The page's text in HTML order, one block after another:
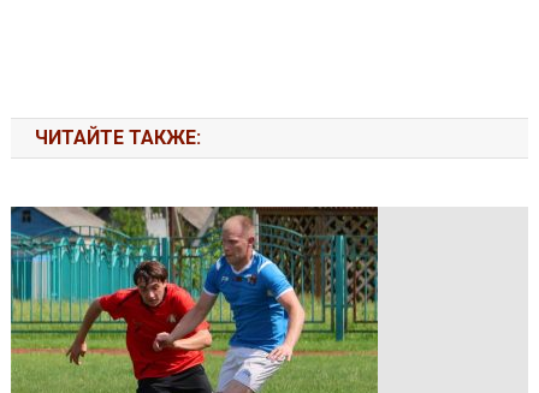
ЧИТАЙТЕ ТАКЖЕ: